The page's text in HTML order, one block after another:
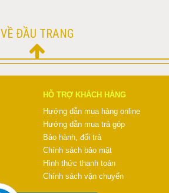
VỀ ĐẦU TRANG
HỖ TRỢ KHÁCH HÀNG
Hướng dẫn mua hàng online
Hướng dẫn mua trả góp
Bảo hành, đổi trả
Chính sách bảo mật
Hình thức thanh toán
Chính sách vận chuyển